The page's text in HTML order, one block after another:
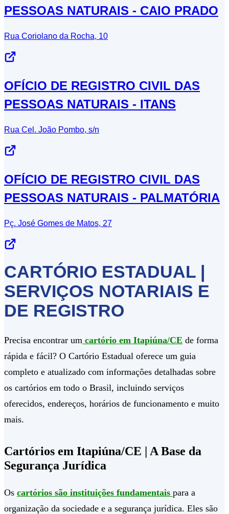
PESSOAS NATURAIS - CAIO PRADO
Rua Coriolano da Rocha, 10
OFÍCIO DE REGISTRO CIVIL DAS
PESSOAS NATURAIS - ITANS
Rua Cel. João Pombo, s/n
OFÍCIO DE REGISTRO CIVIL DAS
PESSOAS NATURAIS - PALMATÓRIA
Pç. José Gomes de Matos, 27
CARTÓRIO ESTADUAL |
SERVIÇOS NOTARIAIS E
DE REGISTRO
Precisa encontrar um cartório em Itapiúna/CE de forma
rápida e fácil? O Cartório Estadual oferece um guia
completo e atualizado com informações detalhadas sobre
os cartórios em todo o Brasil, incluindo serviços
oferecidos, endereços, horários de funcionamento e muito
mais.
Cartórios em Itapiúna/CE | A Base da
Segurança Jurídica
Os cartórios são instituições fundamentais para a
organização da sociedade e a segurança jurídica. Eles são